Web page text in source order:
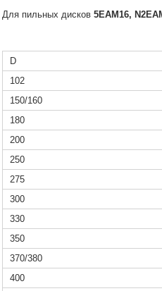
Для пильных дисков 5EAМ16,
D
102
150/160
180
200
250
275
300
330
350
370/380
400